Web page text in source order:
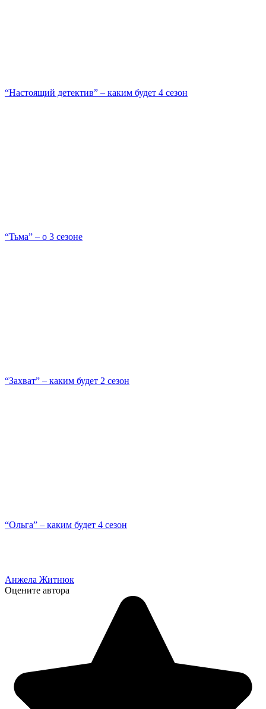
“Настоящий детектив” – каким будет 4 сезон
“Тьма” – о 3 сезоне
“Захват” – каким будет 2 сезон
“Ольга” – каким будет 4 сезон
Анжела Житнюк
Оцените автора